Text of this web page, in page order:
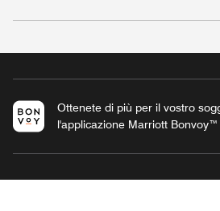
Ottenete di più per il vostro
l'applicazione Marriott Bonvoy™